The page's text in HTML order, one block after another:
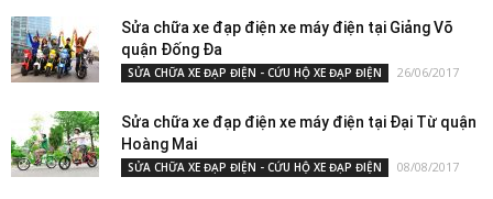
Sửa chữa xe đạp điện xe máy điện tại Giảng Võ
quận Đống Đa
SỬA CHỮA XE ĐẠP ĐIỆN - CỨU HỘ XE ĐẠP ĐIỆN 26/06/2017
Sửa chữa xe đạp điện xe máy điện tại Đại Từ quận
Hoàng Mai
SỬA CHỮA XE ĐẠP ĐIỆN - CỨU HỘ XE ĐẠP ĐIỆN 08/08/2017